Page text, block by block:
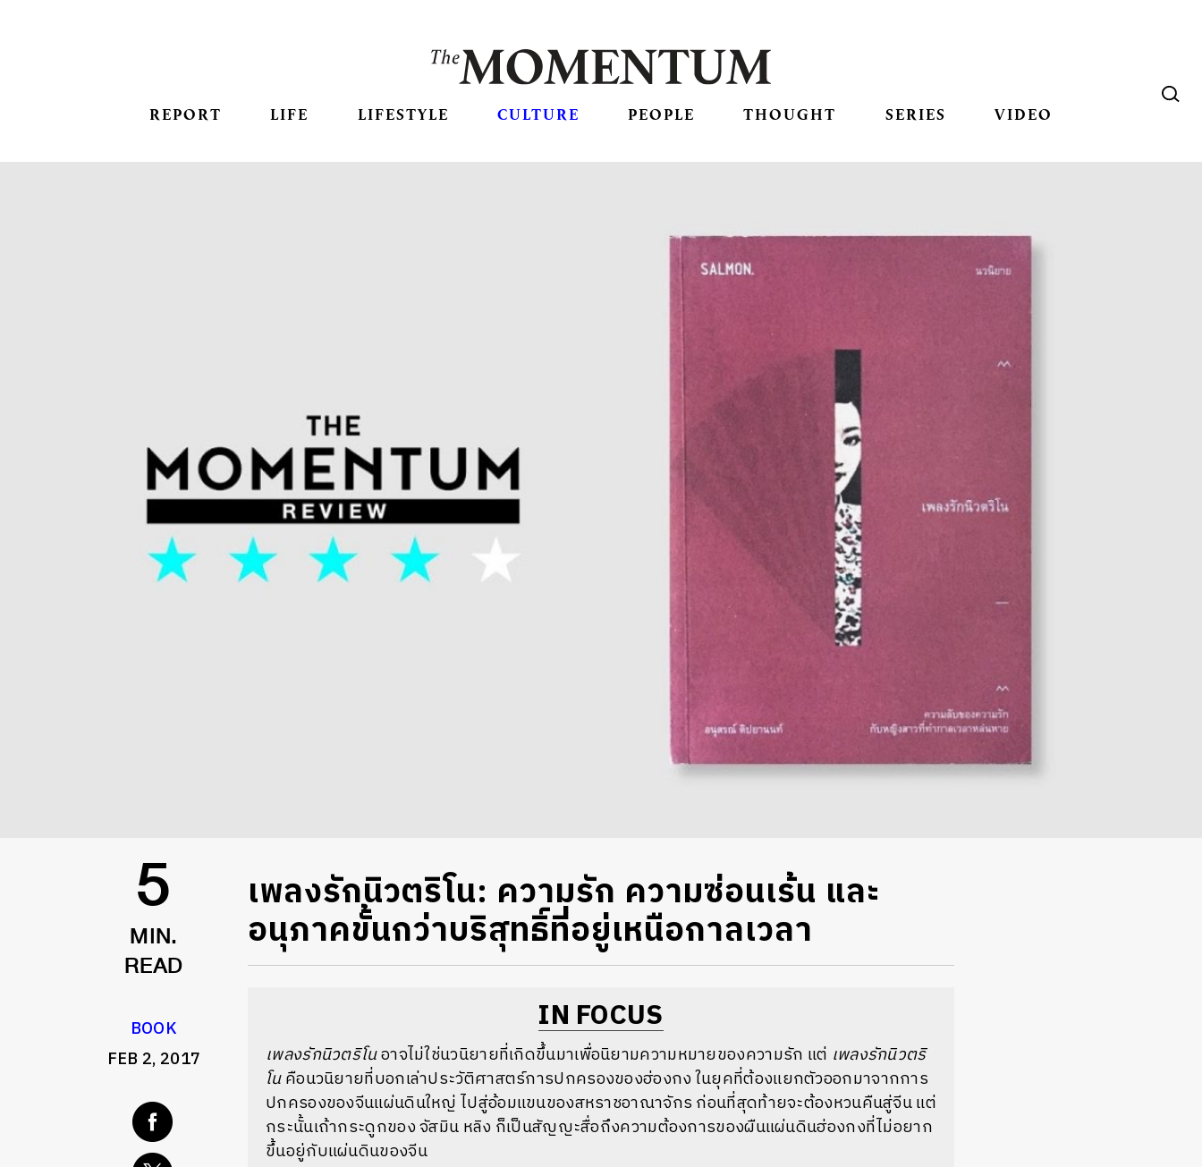
REPORT LIFE LIFESTYLE CULTURE PEOPLE THOUGHT SERIES VIDEO
5
MIN.
READ
BOOK
FEB 2, 2017
เพลงรักนิวตริโน: ความรัก ความซ่อนเร้น และ
อนุภาคขั้นกว่าบริสุทธิ์ที่อยู่เหนือกาลเวลา
IN FOCUS
เพลงรักนิวตริโนอาจไม่ใช่นวนิยายที่เกิดขึ้นมาเพื่อนิยามความหมายของความรัก แต่ เพลงรักนิวตริ
โนคือนวนิยายที่บอกเล่าประวัติศาสตร์การปกครองของฮ่องกง ในยุคที่ต้องแยกตัวออกมาจากการ
ปกครองของจีนแผ่นดินใหญ่ ไปสู่อ้อมแขนของสหราชอาณาจักร ก่อนที่สุดท้ายจะต้องหวนคืนสู่จีน แต่
กระนั้นเถ้ากระดูกของ จัสมิน หลิง ก็เป็นสัญญะสื่อถึงความต้องการของผืนแผ่นดินฮ่องกงที่ไม่อยาก
ขึ้นอยู่กับแผ่นดินของจีน